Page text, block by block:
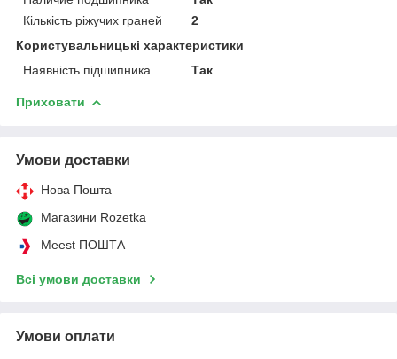
Кількість ріжучих граней
2
Користувальницькі характеристики
Наявність підшипника
Так
Приховати
Умови доставки
Нова Пошта
Магазини Rozetka
Meest ПОШТА
Всі умови доставки
Умови оплати